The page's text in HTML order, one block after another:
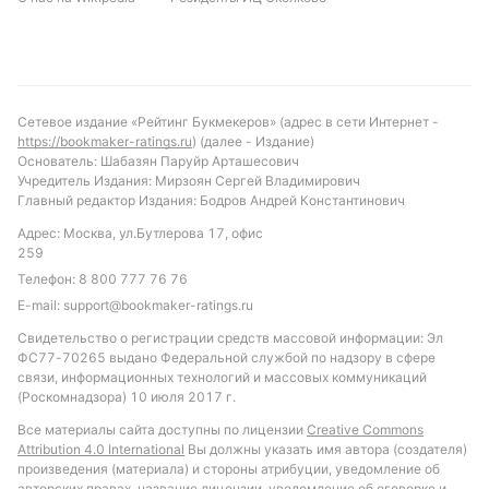
учитывая тенденцию к низкой результативности.
Варианты с угловыми и желтыми карточками
также могут быть умеренно результативными, что
стоит учитывать при выборе ставок.
Обновлено:
Автор
Александр Трибуш
Сетевое издание «Рейтинг Букмекеров» (адрес в сети Интернет -
https://bookmaker-ratings.ru) (далее - Издание)
Основатель: Шабазян Паруйр Арташесович
Учредитель Издания: Мирзоян Сергей Владимирович
Главный редактор Издания: Бодров Андрей Константинович
Адрес: Москва, ул.Бутлерова 17, офис
259
Телефон: 8 800 777 76 76
E-mail: support@bookmaker-ratings.ru
Свидетельство о регистрации средств массовой информации: Эл
ФС77-70265 выдано Федеральной службой по надзору в сфере
связи, информационных технологий и массовых коммуникаций
(Роскомнадзора) 10 июля 2017 г.
Все материалы сайта доступны по лицензии Creative Commons
Attribution 4.0 International Вы должны указать имя автора (создателя)
произведения (материала) и стороны атрибуции, уведомление об